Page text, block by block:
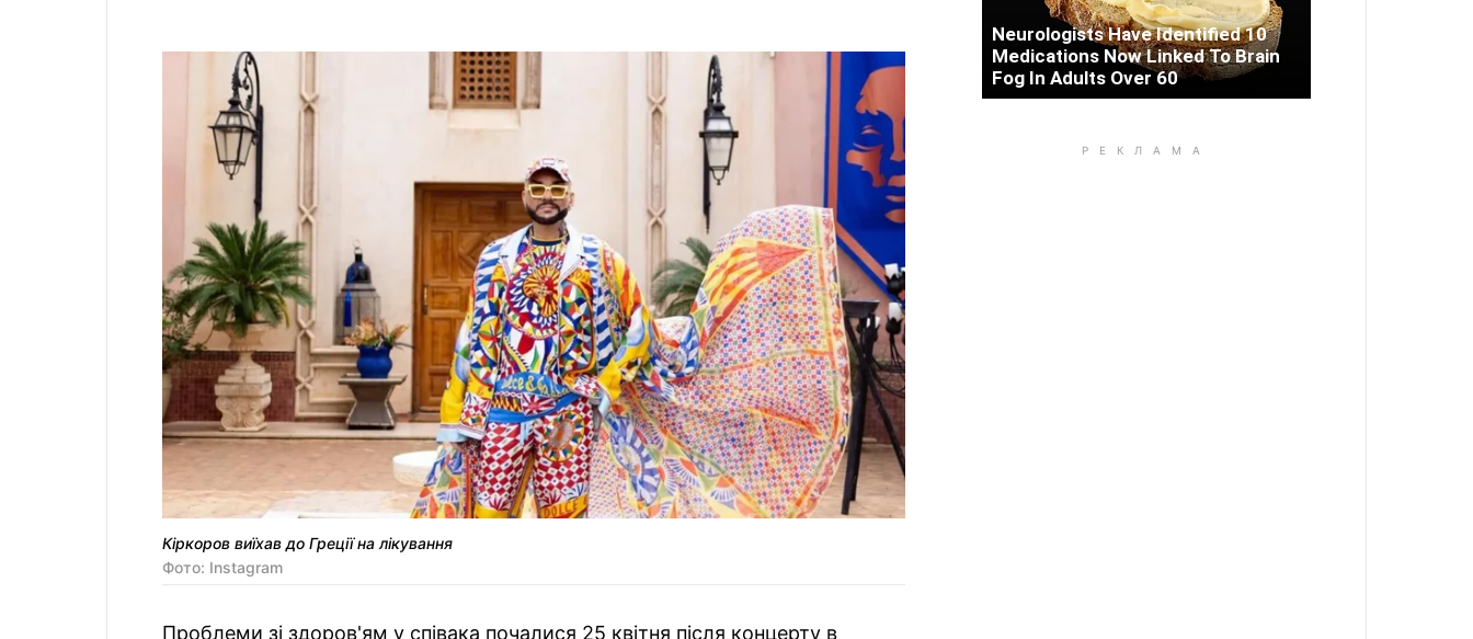
Кіркоров виїхав до Греції на лікування
Фото: Instagram
Проблеми зі здоров'ям у співака почалися 25 квітня після концерту в
Neurologists Have Identified 10
Medications Now Linked To Brain
Fog In Adults Over 60